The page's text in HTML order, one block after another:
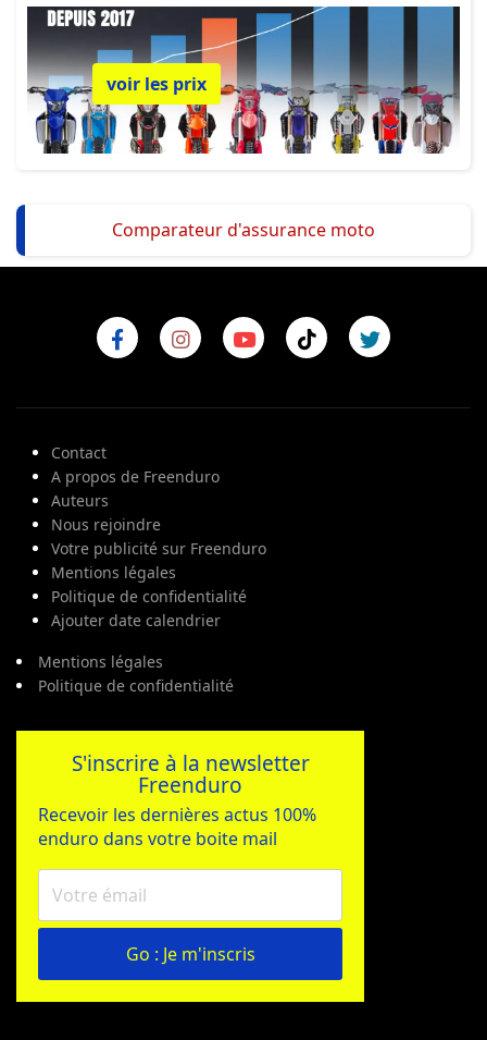
voir les prix
Comparateur d'assurance moto
Contact
A propos de Freenduro
Auteurs
Nous rejoindre
Votre publicité sur Freenduro
Mentions légales
Politique de confidentialité
Ajouter date calendrier
Mentions légales
Politique de confidentialité
S'inscrire à la newsletter
Freenduro
Recevoir les dernières actus 100%
enduro dans votre boite mail
Go : Je m'inscris